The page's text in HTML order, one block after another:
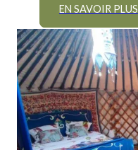
EN SAVOIR PLUS